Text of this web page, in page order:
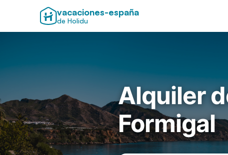
vacaciones-españa
de Holidu
Alquiler
Formigal